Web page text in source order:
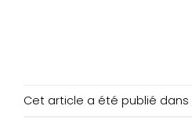
Cet article a été publié dans